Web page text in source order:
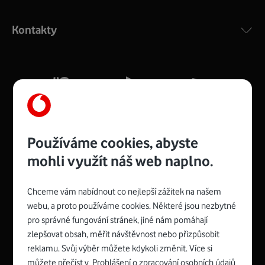
silný signál pro celou domácnost. Kompaktní rozměry 21
Více o COMPAL CH7465VF
Zyxel VMG8623-T50B:
Rozměry modemu jsou 16 x 22 x 7,5 cm (včetně stojánku)
a nabízí 4 gigabitové LAN porty a bezdrátové připojení Wi-
Spojte se s Vodafonem
Kontakty
Používáme cookies, abyste
mohli využít náš web naplno.
Chceme vám nabídnout co nejlepší zážitek na našem
webu, a proto používáme cookies. Některé jsou nezbytné
pro správné fungování stránek, jiné nám pomáhají
zlepšovat obsah, měřit návštěvnost nebo přizpůsobit
reklamu. Svůj výběr můžete kdykoli změnit. Více si
můžete přečíst v Prohlášení o zpracování osobních údajů